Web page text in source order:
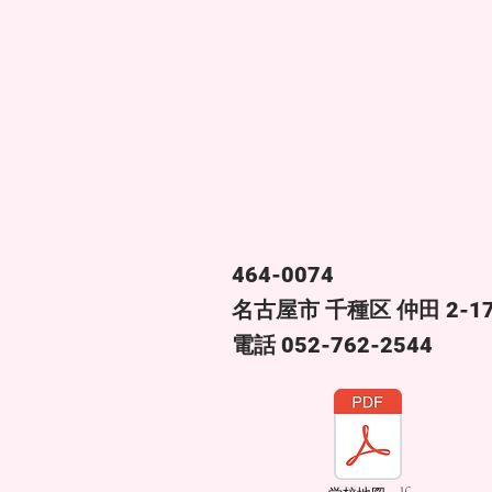
464-0074
名古屋市 千種区 仲田 2-
​電話 052-762-2544